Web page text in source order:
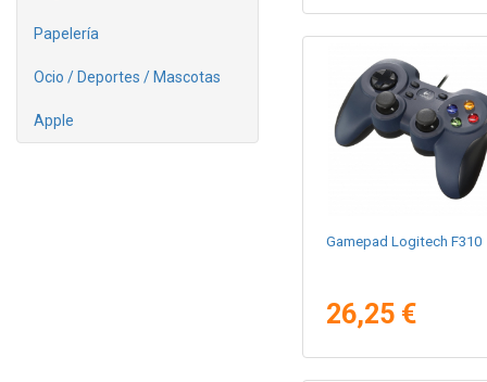
Papelería
Ocio / Deportes / Mascotas
Apple
Gamepad Logitech F310
26,25 €